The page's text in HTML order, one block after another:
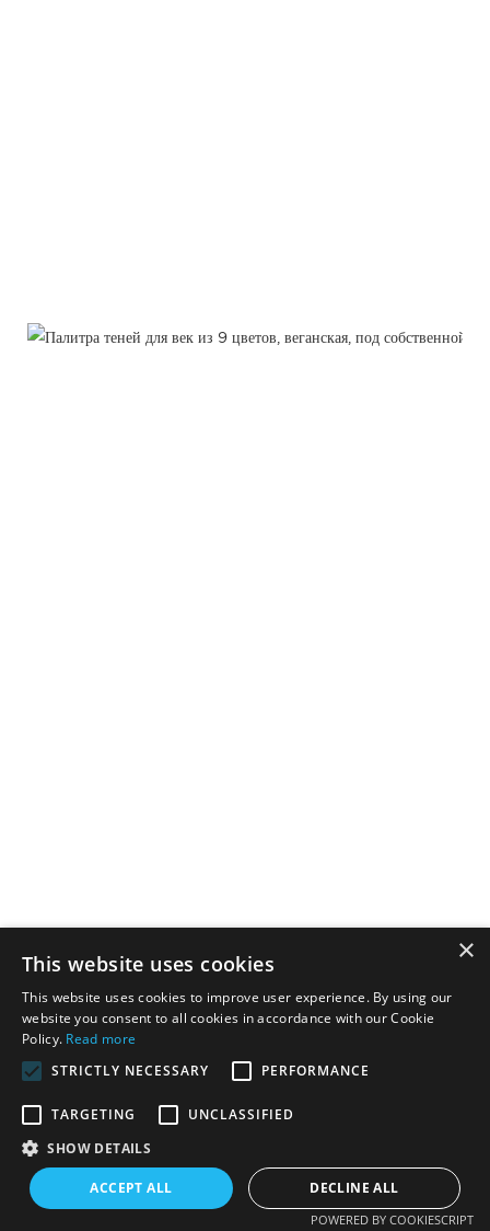
Упаковка и доставка
×
This website uses cookies
This website uses cookies to improve user experience. By using our
website you consent to all cookies in accordance with our Cookie
Policy. Read more
STRICTLY NECESSARY
PERFORMANCE
TARGETING
UNCLASSIFIED
SHOW DETAILS
ACCEPT ALL DECLINE ALL
POWERED BY COOKIESCRIPT